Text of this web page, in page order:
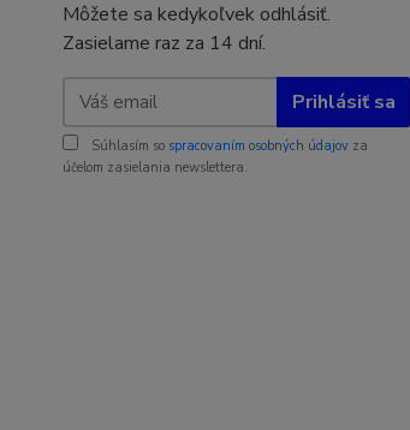
Môžete sa kedykoľvek odhlásiť.
Zasielame raz za 14 dní.
Prihlásiť sa
Súhlasím so spracovaním osobných údajov za
účelom zasielania newslettera.